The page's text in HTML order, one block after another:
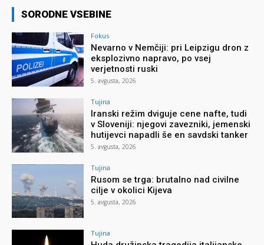
SORODNE VSEBINE
Fokus
Nevarno v Nemčiji: pri Leipzigu dron z
eksplozivno napravo, po vsej
verjetnosti ruski
5. avgusta, 2026
Tujina
Iranski režim dviguje cene nafte, tudi
v Sloveniji: njegovi zavezniki, jemenski
hutijevci napadli še en savdski tanker
5. avgusta, 2026
Tujina
Rusom se trga: brutalno nad civilne
cilje v okolici Kijeva
5. avgusta, 2026
Tujina